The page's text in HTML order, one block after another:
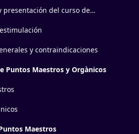
presentación del curso de
y contraindicaciones
Puntos Maestros y Orgànicos
Maestros